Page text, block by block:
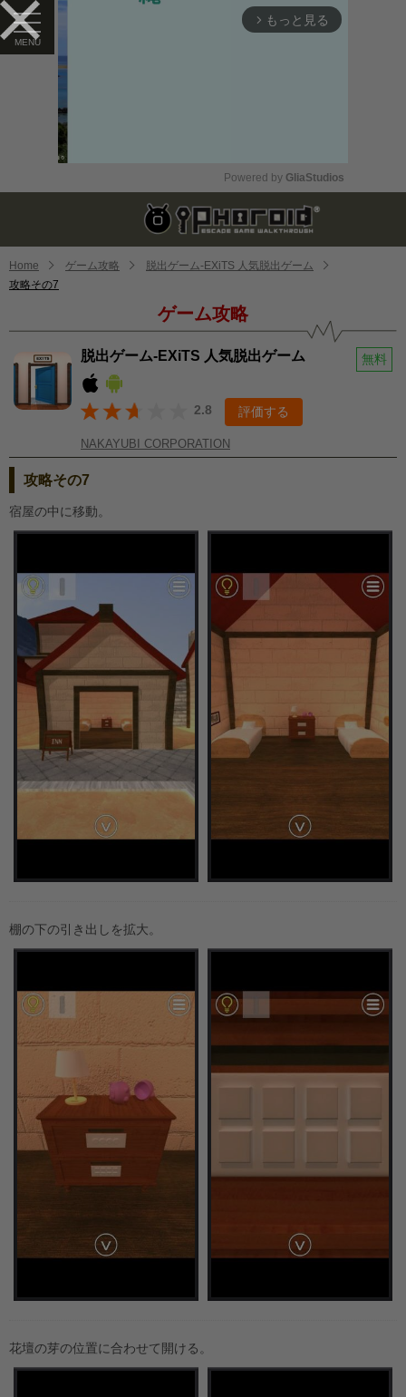
arrow_forward_ios もっと見る
Mute
Powered by GliaStudios
Home ゲーム攻略
脱出ゲーム-EXiTS 人気脱出ゲーム
攻略その7
ゲーム攻略
脱出ゲーム-EXiTS 人気脱出ゲーム 無料
2.8 評価する
NAKAYUBI CORPORATION
攻略その7
宿屋の中に移動。
棚の下の引き出しを拡大。
花壇の芽の位置に合わせて開ける。